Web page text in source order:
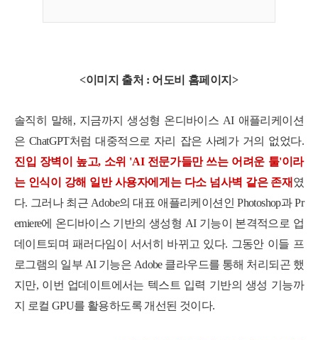
<이미지 출처 : 어도비 홈페이지>
솔직히 말해, 지금까지 생성형 온디바이스 AI 애플리케이션
은 ChatGPT처럼 대중적으로 자리 잡은 사례가 거의 없었다.
진입 장벽이 높고, 소위 'AI 전문가들만 쓰는 어려운 툴'이라
는 인식이 강해 일반 사용자에게는 다소 넘사벽 같은 존재 였
다. 그러나 최근 Adobe의 대표 애플리케이션인 Photoshop과 Pr
emiere에 온디바이스 기반의 생성형 AI 기능이 본격적으로 업
데이트되며 패러다임이 서서히 바뀌고 있다. 그동안 이들 프
로그램의 일부 AI 기능은 Adobe 클라우드를 통해 처리되곤 했
지만, 이번 업데이트에서는 텍스트 입력 기반의 생성 기능까
지 로컬 GPU를 활용하도록 개선된 것이다.